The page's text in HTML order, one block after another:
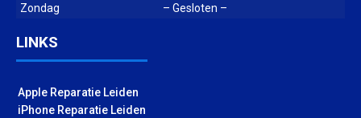
Zondag
– Gesloten –
LINKS
Apple Reparatie Leiden
iPhone Reparatie Leiden